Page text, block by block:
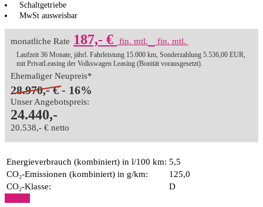
Schaltgetriebe
MwSt ausweisbar
monatliche Rate 187,- € fin. mtl. fin. mtl.
Laufzeit 36 Monate, jährl. Fahrleistung 15.000 km, Sonderzahlung 5.536,00 EUR,
mit PrivatLeasing der Volkswagen Leasing (Bonität vorausgesetzt).
Ehemaliger Neupreis*
28.970,- € - 16%
Unser Angebotspreis:
24.440,-
20.538,- € netto
Energieverbrauch (kombiniert) in l/100 km: 5,5
CO₂-Emissionen (kombiniert) in g/km:
125,0
CO₂-Klasse:
D